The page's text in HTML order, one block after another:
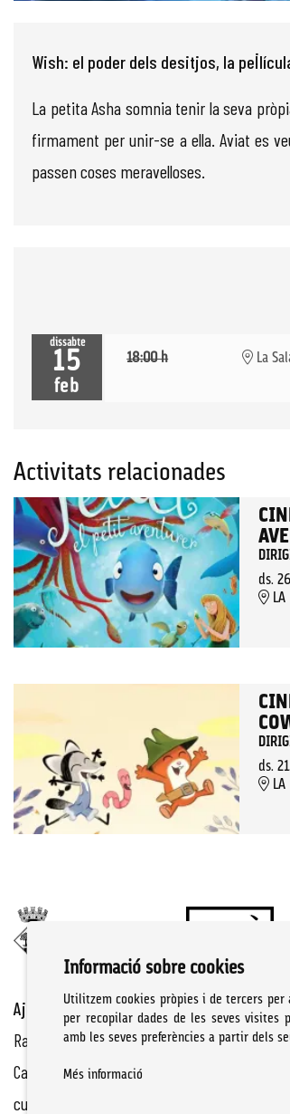
Wish: el poder dels desitjos, la
La petita Asha somnia tenir la seva
firmament per unir-se a ella. Aviat es
passen coses meravelloses.
dissabte
15
feb
18:00 h La
Activitats relacionades
ds.
LA
ds.
LA
Ajuntament de Cassà de la Selva | Àrea
Rambla Onze de Setembre, 107
Cassà de la Selva Tel. 972 460 005
culturacassa@cassa.cat
Informació sobre cookies
Utilitzem cookies pròpies i de tercers
per recopilar dades de les seves visites
amb les seves preferències a partir dels
Més informació